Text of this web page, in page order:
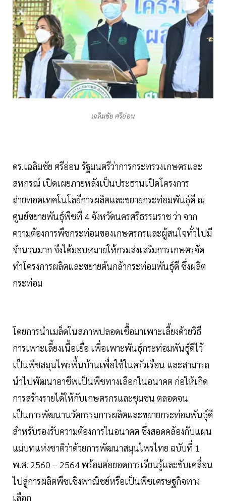
เฉลิมชัย ศรีอ่อน
ดร.เฉลิมชัย ศรีอ่อน รัฐมนตรีว่าการกระทรวงเกษตรและ
สหกรณ์ เปิดเผยภายหลังเป็นประธานเปิดโครงการ
ถ่ายทอดเทคโนโลยีการผลิตและขยายกระท่อมพันธุ์ดี ณ
ศูนย์ขยายพันธุ์พืชที่ 4 จังหวัดนครศรีธรรมราช ว่า จาก
ความต้องการพืชกระท่อมของเกษตรกรและผู้สนใจทั่วไปมี
จำนวนมาก จึงได้มอบหมายให้กรมส่งเสริมการเกษตรจัด
ทำโครงการผลิตและขยายต้นกล้ากระท่อมพันธุ์ดี ซึ่งผลิต
กระท่อม
โดยการนำเมล็ดในสภาพปลอดเชื้อมาเพาะเลี้ยงด้วยวิธี
การเพาะเลี้ยงเนื้อเยื่อ เพื่อเพาะพันธุ์กระท่อมพันธุ์ดีไว้
เป็นพืชสมุนไพรพื้นบ้านเพื่อใช้ในครัวเรือน และสามารถ
นำไปพัฒนาอาชีพเป็นพืชทางเลือกในอนาคต ก่อให้เกิด
การสร้างรายได้ให้กับเกษตรกรและชุมชน ตลอดจน
เป็นการพัฒนานวัตกรรมการผลิตและขยายกระท่อมพันธุ์ดี
สำหรับรองรับความต้องการในอนาคต ซึ่งสอดคล้องกับแผน
แม่บทแห่งชาติว่าด้วยการพัฒนาสมุนไพรไทย ฉบับที่ 1
พ.ศ. 2560 – 2564 พร้อมต่อยอดการเรียนรู้และขับเคลื่อน
ไปสู่การผลิตพืชเชิงพาณิชย์หรือเป็นพืชเศรษฐกิจทาง
เลือก